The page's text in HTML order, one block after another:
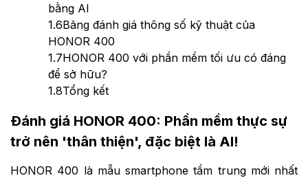
bằng AI
1.6Bảng đánh giá thông số kỹ thuật của
HONOR 400
1.7HONOR 400 với phần mềm tối ưu có đáng
để sở hữu?
1.8Tổng kết
Đánh giá HONOR 400: Phần mềm thực sự
trở nên 'thân thiện', đặc biệt là AI!
HONOR 400 là mẫu smartphone tầm trung mới nhất